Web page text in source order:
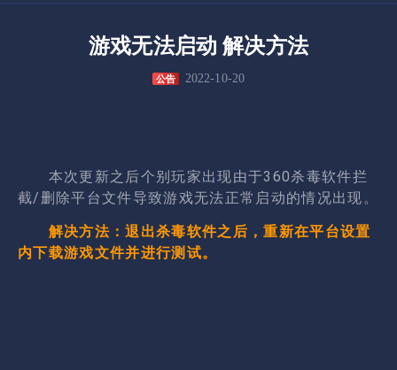
游戏无法启动 解决方法
公告 2022-10-20
本次更新之后个别玩家出现由于360杀毒软件拦
截/删除平台文件导致游戏无法正常启动的情况出现。
解决方法：退出杀毒软件之后，重新在平台设置
内下载游戏文件并进行测试。